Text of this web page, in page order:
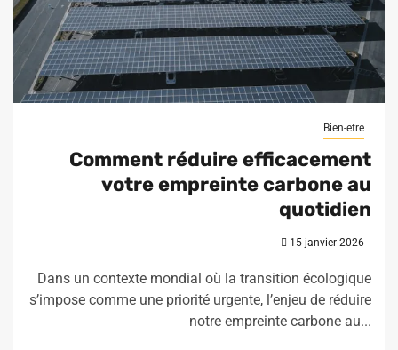
Bien-etre
Comment réduire efficacement
votre empreinte carbone au
quotidien
15 janvier 2026
Dans un contexte mondial où la transition écologique
s’impose comme une priorité urgente, l’enjeu de réduire
notre empreinte carbone au...